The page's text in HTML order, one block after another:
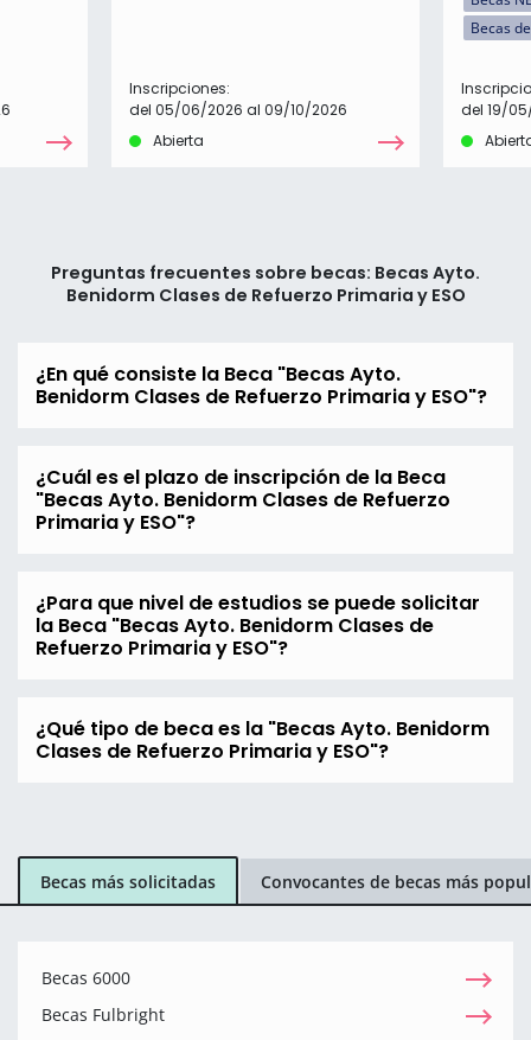
Inscripciones:
del 05/06/2026 al 09/10/2026
Abierta
Becas
del 19/
Preguntas frecuentes sobre becas: Becas Ayto.
Benidorm Clases de Refuerzo Primaria y ESO
¿En qué consiste la Beca "Becas Ayto.
Benidorm Clases de Refuerzo Primaria y ESO"?
¿Cuál es el plazo de inscripción de la Beca
"Becas Ayto. Benidorm Clases de Refuerzo
Primaria y ESO"?
¿Para que nivel de estudios se puede solicitar
la Beca "Becas Ayto. Benidorm Clases de
Refuerzo Primaria y ESO"?
¿Qué tipo de beca es la "Becas Ayto. Benidorm
Clases de Refuerzo Primaria y ESO"?
Becas más solicitadas Convocantes de becas más
Becas 6000
Becas Fulbright